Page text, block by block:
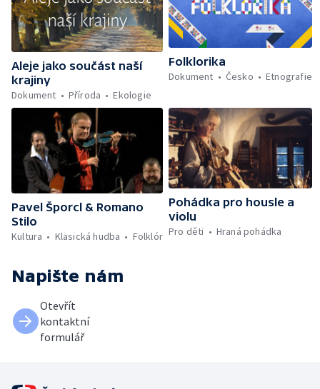
Aleje jako součást naší
krajiny
Dokument
Příroda Ekologie
Folklorika
Dokument
Česko Etnografie
Pavel Šporcl & Romano
Stilo
Kultura
Klasická hudba Folklór
Pohádka pro housle a
violu
Pro děti
Hraná pohádka
Napište nám
Otevřít
kontaktní
formulář